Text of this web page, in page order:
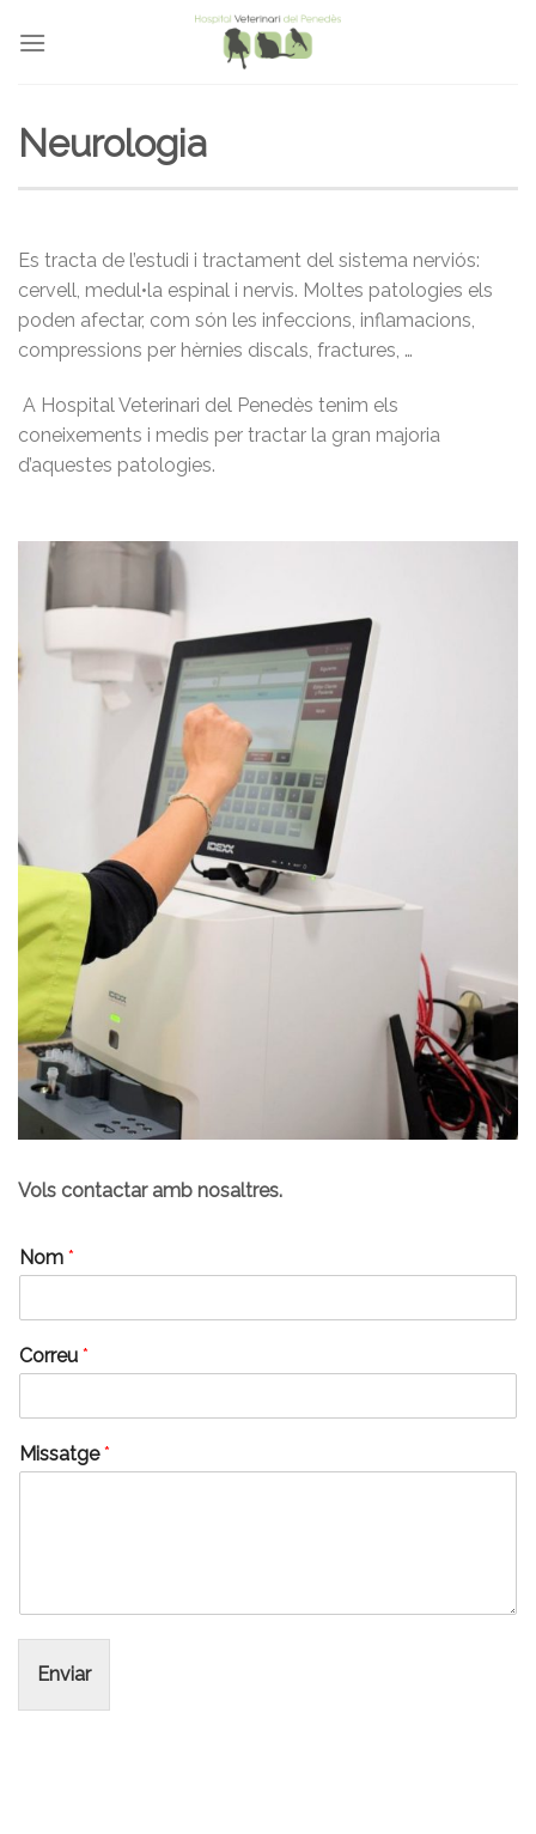
Neurologia
Es tracta de l’estudi i tractament del sistema nerviós:
cervell, medul•la espinal i nervis. Moltes patologies els
poden afectar, com són les infeccions, inflamacions,
compressions per hèrnies discals, fractures, …
A Hospital Veterinari del Penedès tenim els
coneixements i medis per tractar la gran majoria
d’aquestes patologies.
Vols contactar amb nosaltres.
Nom *
Correu *
Missatge*
Enviar